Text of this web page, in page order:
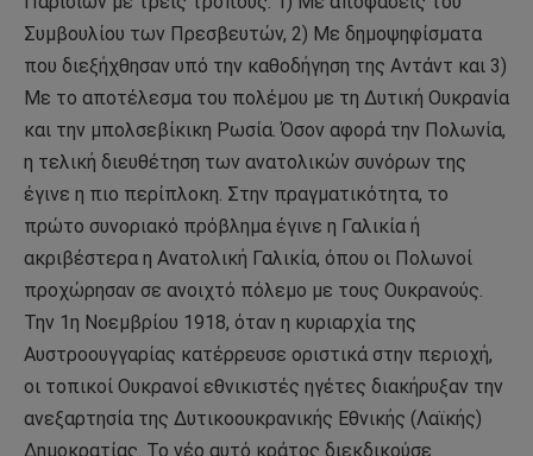
Συμβουλίου των Πρεσβευτών, 2) Με δημοψηφίσματα
που διεξήχθησαν υπό την καθοδήγηση της Αντάντ και 3)
Με το αποτέλεσμα του πολέμου με τη Δυτική Ουκρανία
και την μπολσεβίκικη Ρωσία. Όσον αφορά την Πολωνία,
η τελική διευθέτηση των ανατολικών συνόρων της
έγινε η πιο περίπλοκη. Στην πραγματικότητα, το
πρώτο συνοριακό πρόβλημα έγινε η Γαλικία ή
ακριβέστερα η Ανατολική Γαλικία, όπου οι Πολωνοί
προχώρησαν σε ανοιχτό πόλεμο με τους Ουκρανούς.
Την 1η Νοεμβρίου 1918, όταν η κυριαρχία της
Αυστροουγγαρίας κατέρρευσε οριστικά στην περιοχή,
οι τοπικοί Ουκρανοί εθνικιστές ηγέτες διακήρυξαν την
ανεξαρτησία της Δυτικοουκρανικής Εθνικής (Λαϊκής)
Δημοκρατίας. Το νέο αυτό κράτος διεκδικούσε